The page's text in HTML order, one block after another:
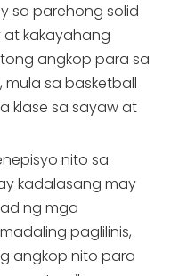
sa parehong solid
at kakayahang
angkop para sa
sa basketball
klase sa sayaw at
nito sa
kadalasang may
ng mga
paglilinis,
angkop nito para